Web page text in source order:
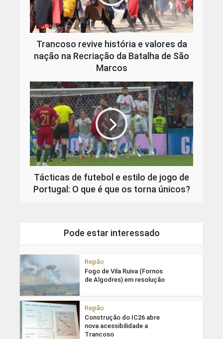
Trancoso revive história e valores da
nação na Recriação da Batalha de São
Marcos
Tácticas de futebol e estilo de jogo de
Portugal: O que é que os torna únicos?
Pode estar interessado
Região
Fogo de Vila Ruiva (Fornos
de Algodres) em resolução
Região
Construção do IC26 abre
nova acessibilidade a
Trancoso